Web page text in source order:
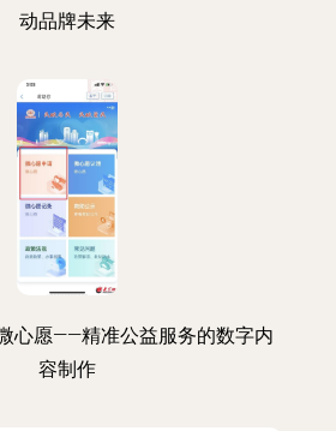
动品牌未来
心愿——精准公益服务的数字内
容制作